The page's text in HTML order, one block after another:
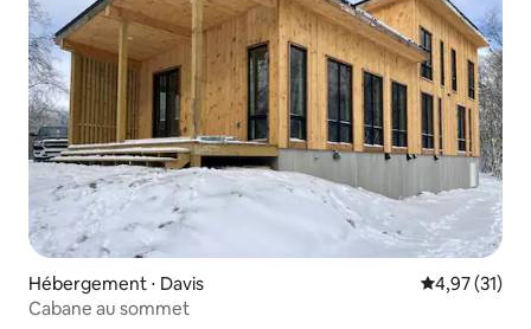
Hébergement ⋅ Davis Évaluation
4,97 (31)
Cabane au sommet